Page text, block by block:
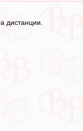
дистанции.